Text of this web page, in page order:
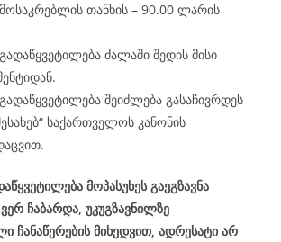
თანხის – 90.00 ლარის
ძალაში შედის მისი
შეიძლება გასაჩივრდეს
საქართველოს კანონის
მოპასუხეს გაეგზავნა
ჩაბარდა, უკუგზავნილზე
ჩანაწერების მიხედვით, ადრესატი არ